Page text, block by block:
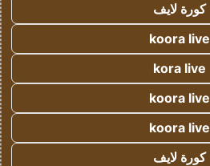
كورة لايف
koora live
kora live
koora live
koora live
كورة لايف